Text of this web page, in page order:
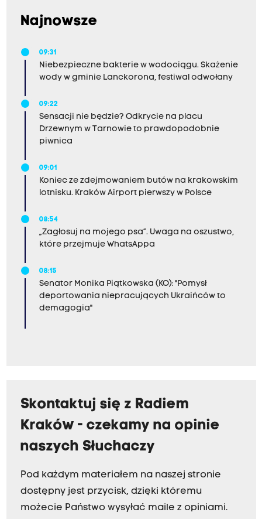
Najnowsze
09:31
Niebezpieczne bakterie w wodociągu. Skażenie
wody w gminie Lanckorona, festiwal odwołany
09:22
Sensacji nie będzie? Odkrycie na placu
Drzewnym w Tarnowie to prawdopodobnie
piwnica
09:01
Koniec ze zdejmowaniem butów na krakowskim
lotnisku. Kraków Airport pierwszy w Polsce
08:54
„Zagłosuj na mojego psa”. Uwaga na oszustwo,
które przejmuje WhatsAppa
08:15
Senator Monika Piątkowska (KO): "Pomysł
deportowania niepracujących Ukraińców to
demagogia"
Skontaktuj się z Radiem
Kraków - czekamy na opinie
naszych Słuchaczy
Pod każdym materiałem na naszej stronie
dostępny jest przycisk, dzięki któremu
możecie Państwo wysyłać maile z opiniami.